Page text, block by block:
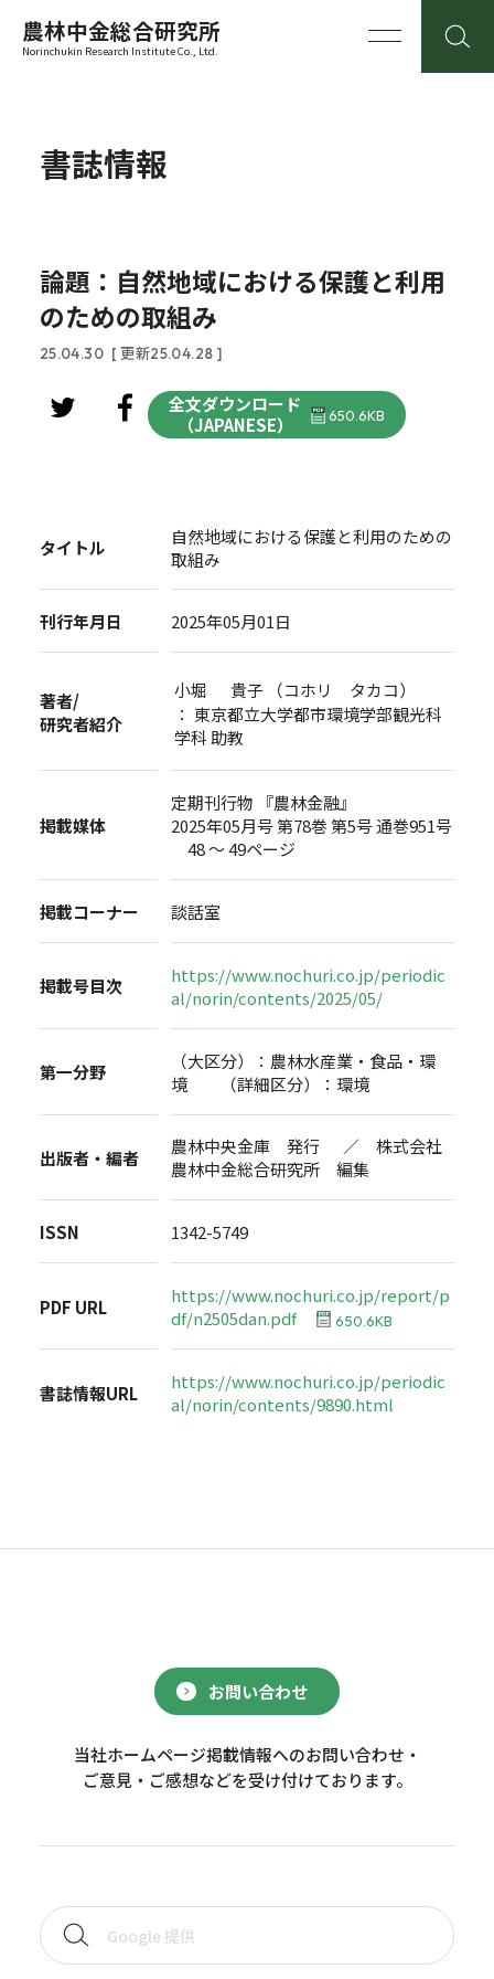
農林中金総合研究所
Norinchukin Research Institute Co., Ltd.
書誌情報
論題：自然地域における保護と利用
のための取組み
25.04.30 [ 更新25.04.28 ]
全文ダウンロード
（JAPANESE）
650.6KB
タイトル
自然地域における保護と利用のための
取組み
刊行年月日 2025年05月01日
著者/
研究者紹介
小堀 貴子 （コホリ タカコ）
： 東京都立大学都市環境学部観光科
学科 助教
掲載媒体
定期刊行物 『農林金融』
2025年05月号 第78巻 第5号 通巻951号
48 ～ 49ページ
掲載コーナー 談話室
掲載号目次
https://www.nochuri.co.jp/periodic
al/norin/contents/2025/05/
第一分野
（大区分）：農林水産業・食品・環
境 （詳細区分）：環境
出版者・編者
農林中央金庫 発行 ／ 株式会社
農林中金総合研究所 編集
ISSN 1342-5749
PDF URL
https://www.nochuri.co.jp/report/p
df/n2505dan.pdf
650.6KB
書誌情報URL
https://www.nochuri.co.jp/periodic
al/norin/contents/9890.html
お問い合わせ
当社ホームページ掲載情報へのお問い合わせ・
ご意見・ご感想などを受け付けております。